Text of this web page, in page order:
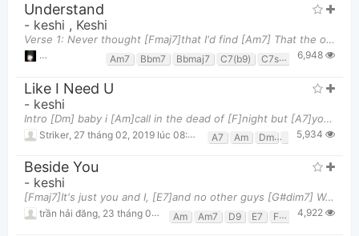
Understand
- keshi , Keshi
Verse 1: Never thought [Fmaj7]that I'd find [Am7] That the one [Dbdim7]in my life [Dm7]would be so
Nguyễn Long 30 tháng 04, 2023 lúc 03:50pm
Am7 Bbm7 Bbmaj7 C7(b9) C7sus2 Cm6
6,948
Like I Need U
- keshi
Intro [Dm] baby i [Am]call in the dead of [F]night but [A7]you don’t need me [Dm]like i need you
Striker 27 tháng 02, 2019 lúc 08:49pm A7 Am Dm 5,934
Beside You
- keshi
[Fmaj7]It's just you and I, [E7]and no other guys [G#dim7] We [Am7]got no interruptions and we both
trần hải đăng, 23 tháng 06, 2021 lúc 11:07am Am Am7 D9 E7 Fmaj7 G#dim7
4,922